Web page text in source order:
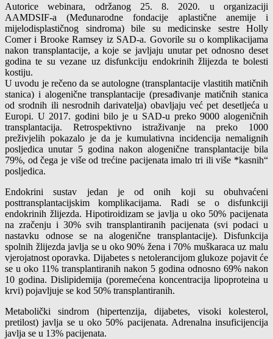
Autorice webinara, održanog 25. 8. 2020. u organizaciji
AAMDSIF-a (Međunarodne fondacije aplastične anemije i
mijelodisplastičnog sindroma) bile su medicinske sestre Holly
Comer i Brooke Ramsey iz SAD-a. Govorile su o komplikacijama
nakon transplantacije, a koje se javljaju unutar pet odnosno deset
godina te su vezane uz disfunkciju endokrinih žlijezda te bolesti
kostiju.
U uvodu je rečeno da se autologne (transplantacije vlastitih matičnih
stanica) i alogenične transplantacije (presađivanje matičnih stanica
od srodnih ili nesrodnih darivatelja) obavljaju već pet desetljeća u
Europi. U 2017. godini bilo je u SAD-u preko 9000 alogeničnih
transplantacija. Retrospektivno istraživanje na preko 1000
preživjelih pokazalo je da je kumulativna incidencija nemalignih
posljedica unutar 5 godina nakon alogenične transplantacije bila
79%, od čega je više od trećine pacijenata imalo tri ili više *kasnih“
posljedica.
Endokrini sustav jedan je od onih koji su obuhvaćeni
posttransplantacijskim komplikacijama. Radi se o disfunkciji
endokrinih žlijezda. Hipotiroidizam se javlja u oko 50% pacijenata
na zračenju i 30% svih transplantiranih pacijenata (svi podaci u
nastavku odnose se na alogenične transplantacije). Disfunkcija
spolnih žlijezda javlja se u oko 90% žena i 70% muškaraca uz malu
vjerojatnost oporavka. Dijabetes s netolerancijom glukoze pojavit će
se u oko 11% transplantiranih nakon 5 godina odnosno 69% nakon
10 godina. Dislipidemija (poremećena koncentracija lipoproteina u
krvi) pojavljuje se kod 50% transplantiranih.
Metabolički sindrom (hipertenzija, dijabetes, visoki kolesterol,
pretilost) javlja se u oko 50% pacijenata. Adrenalna insuficijencija
javlja se u 13% pacijenata.